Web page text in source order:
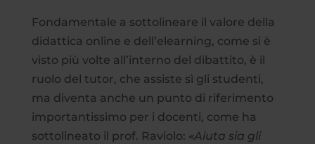
Fondamentale a sottolineare il valore della
didattica online e dell’elearning, come si è
visto più volte all’interno del dibattito, è il
ruolo del tutor, che assiste sì gli studenti,
ma diventa anche un punto di riferimento
importantissimo per i docenti, come ha
sottolineato il prof. Raviolo: «Aiuta sia gli